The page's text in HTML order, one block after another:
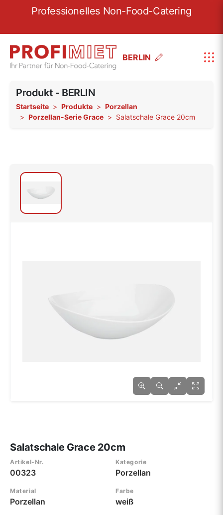
Professionelles Non-Food-Catering
BERLIN
Produkt - BERLIN
Startseite Produkte
Porzellan
Porzellan-Serie Grace
Salatschale Grace 20cm
Salatschale Grace 20cm
Artikel-Nr.
00323
Kategorie
Porzellan
Material
Porzellan
Farbe
weiß